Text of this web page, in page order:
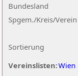
Sortierung
Bundesland
Spgem./Kreis/Verein
Vereinslisten:Wien